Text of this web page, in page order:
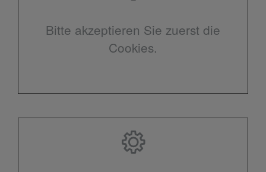
Bitte akzeptieren Sie zuerst die
Cookies.